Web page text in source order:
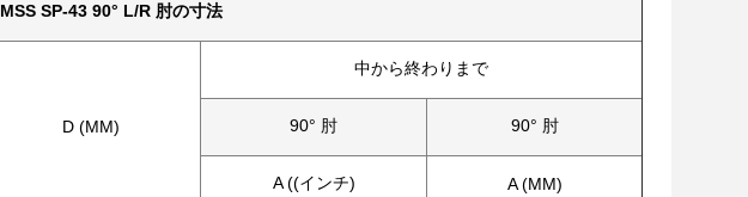
MSS SP-43 90° L/R 肘の寸法
D (MM)
中から終わりまで
90° 肘 90° 肘
A ((インチ) A (MM)